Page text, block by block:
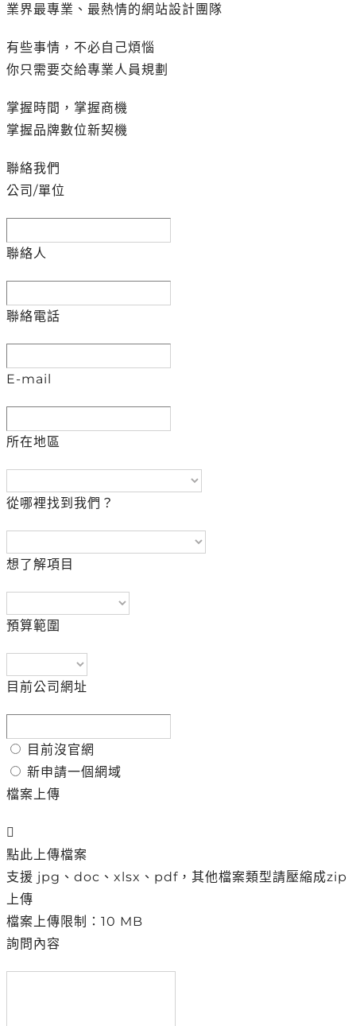
業界最專業、最熱情的網站設計團隊
有些事情，不必自己煩惱
你只需要交給專業人員規劃
掌握時間，掌握商機
掌握品牌數位新契機
聯絡我們
公司/單位
聯絡人
聯絡電話
E-mail
所在地區
從哪裡找到我們？
想了解項目
預算範圍
目前公司網址
目前沒官網
新申請一個網域
檔案上傳
點此上傳檔案
支援 jpg、doc、xlsx、pdf，其他檔案類型請壓縮成zip
上傳
檔案上傳限制：10 MB
詢問內容